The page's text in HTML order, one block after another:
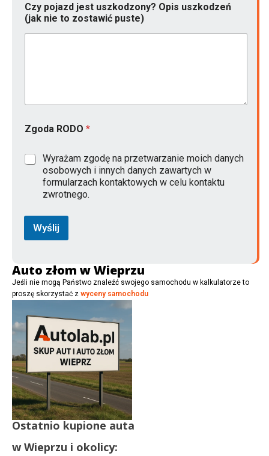
Czy pojazd jest uszkodzony? Opis uszkodzeń
(jak nie to zostawić puste)
Zgoda RODO *
Wyrażam zgodę na przetwarzanie moich danych
osobowych i innych danych zawartych w
formularzach kontaktowych w celu kontaktu
zwrotnego.
Wyślij
Auto złom w Wieprzu
Jeśli nie mogą Państwo znaleźć swojego samochodu w kalkulatorze to
proszę skorzystać z wyceny samochodu
Ostatnio kupione auta
w Wieprzu i okolicy: